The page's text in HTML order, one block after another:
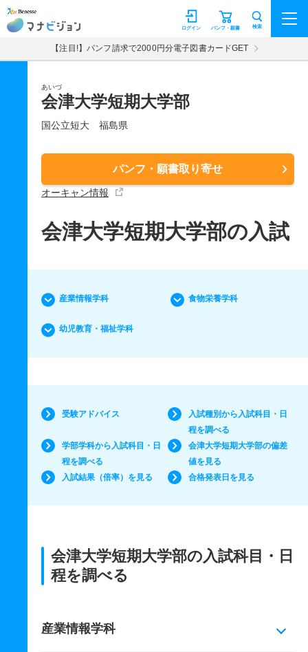
マナビジョン パンフ・願書
ログイン 検索
【注目!】パンフ請求で2000円分電子図書カードGET
あいづ
会津大学短期大学部
国公立短大 福島県
パンフ・願書取り寄せ
オーキャン情報
会津大学短期大学部の入試
産業情報学科 食物栄養学科
幼児教育・福祉学科
受験アドバイス
入試種別から入試科目・日
程を調べる
学部学科から入試科目・日
程を調べる
会津大学短期大学部の偏差
値を見る
入試結果（倍率）を見る
合格発表日を見る
会津大学短期大学部の入試科目・日
程を調べる
産業情報学科